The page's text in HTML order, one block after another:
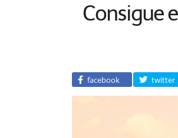
Consigue
facebook twitter